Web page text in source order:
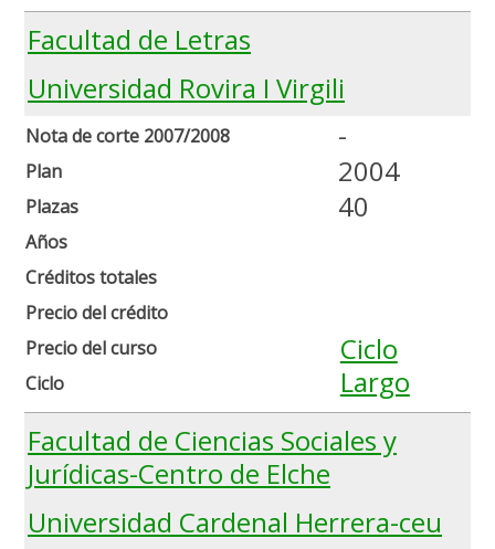
Facultad de Letras
Universidad Rovira I Virgili
Nota de corte 2007/2008
Plan
Plazas
Años
Créditos totales
Precio del crédito
Precio del curso
Ciclo
-
2004
40
Ciclo
Largo
Facultad de Ciencias Sociales y
Jurídicas-Centro de Elche
Universidad Cardenal Herrera-ceu